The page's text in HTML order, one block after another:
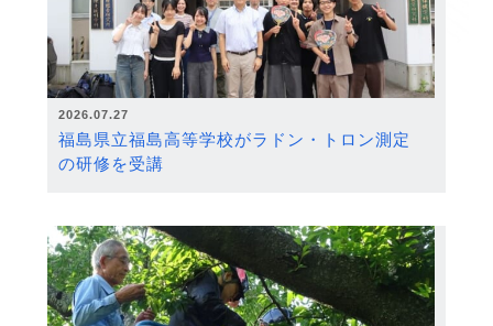
2026.07.27
福島県立福島高等学校がラドン・トロン測定
の研修を受講